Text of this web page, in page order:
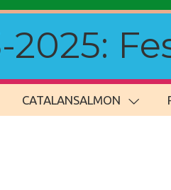
2025:
CATALANSALMON